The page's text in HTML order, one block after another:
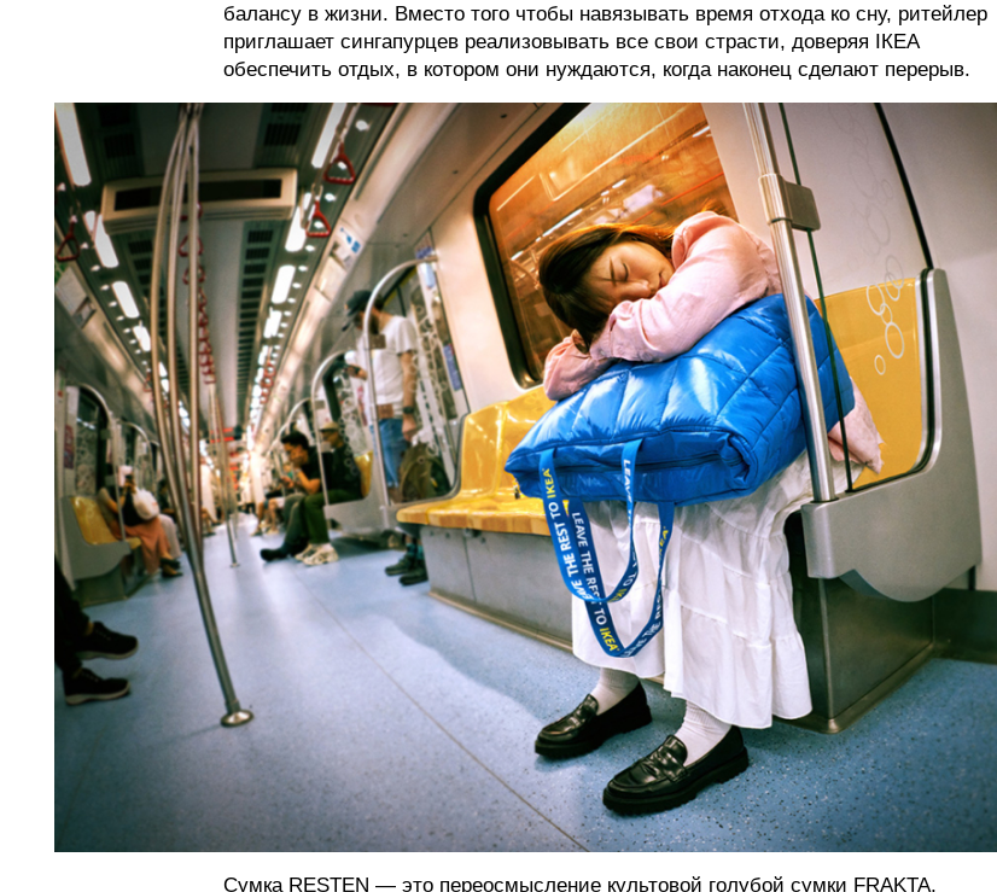
балансу в жизни. Вместо того чтобы навязывать время отхода ко сну, ритейлер
приглашает сингапурцев реализовывать все свои страсти, доверяя ІКЕА
обеспечить отдых, в котором они нуждаются, когда наконец сделают перерыв.
Сумка RESTEN — это переосмысление культовой голубой сумки FRAKTA,